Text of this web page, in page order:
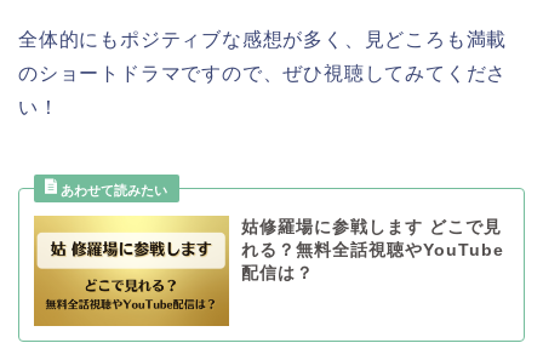
全体的にもポジティブな感想が多く、見どころも満載
のショートドラマですので、ぜひ視聴してみてくださ
い！
姑修羅場に参戦します どこで見
れる？無料全話視聴やYouTube
配信は？